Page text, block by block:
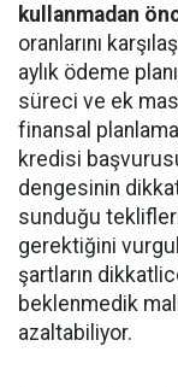
kullanmadan
oranlarını
aylık ödeme
süreci ve ek
finansal
kredisi
dengesinin
sunduğu
gerektiğini
şartların
beklenmedik
azaltabiliyor.